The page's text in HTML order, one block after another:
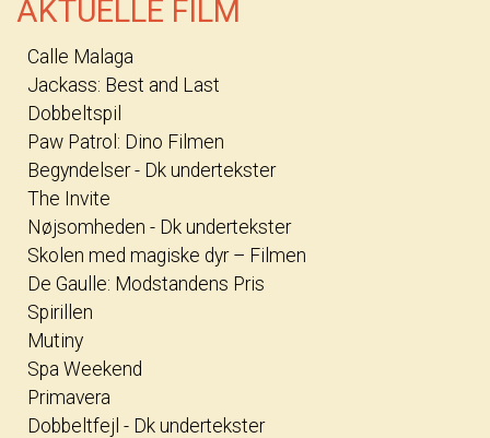
AKTUELLE FILM
Calle Malaga
Jackass: Best and Last
Dobbeltspil
Paw Patrol: Dino Filmen
Begyndelser - Dk undertekster
The Invite
Nøjsomheden - Dk undertekster
Skolen med magiske dyr – Filmen
De Gaulle: Modstandens Pris
Spirillen
Mutiny
Spa Weekend
Primavera
Dobbeltfejl - Dk undertekster